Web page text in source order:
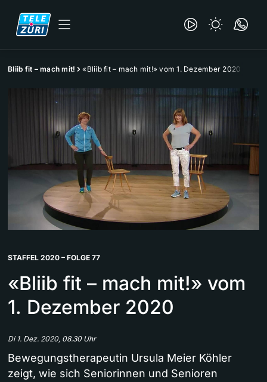
Bliib fit – mach mit! «Bliib fit – mach mit!» vom 1. Dezember 2020
STAFFEL 2020 – FOLGE 77
«Bliib fit – mach mit!» vom
1. Dezember 2020
Di 1. Dez. 2020, 08.30 Uhr
Bewegungstherapeutin Ursula Meier Köhler
zeigt, wie sich Seniorinnen und Senioren